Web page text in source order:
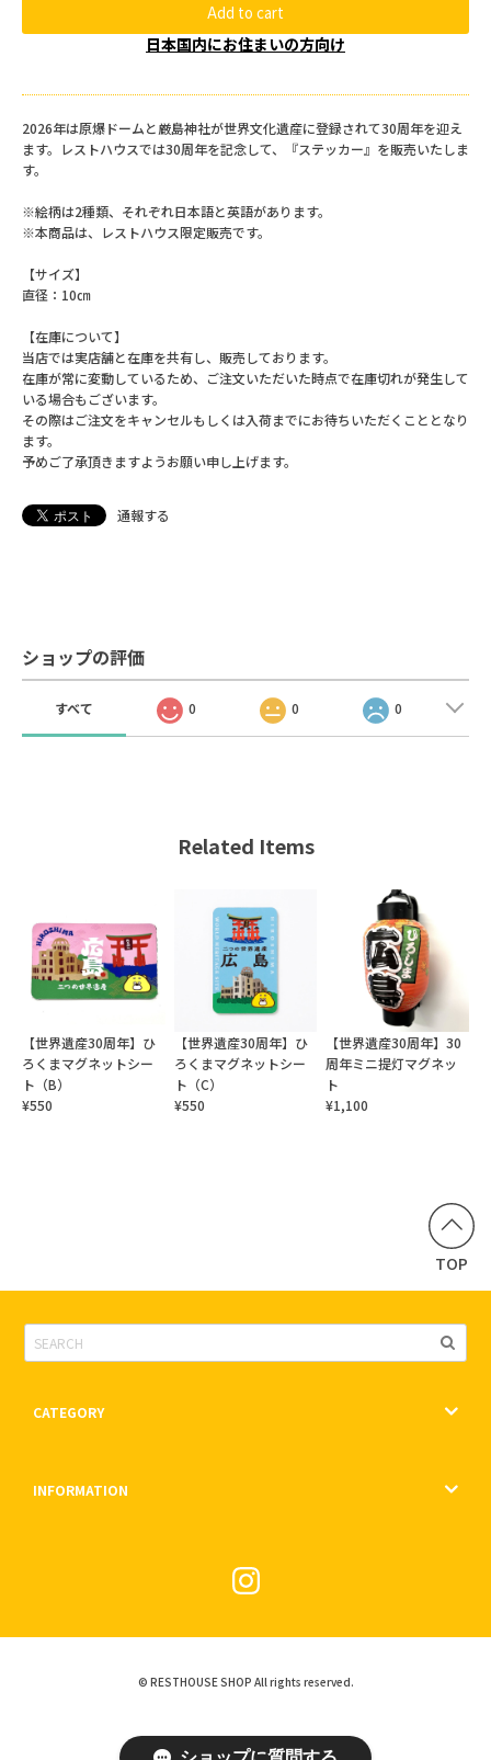
Add to cart
日本国内にお住まいの方向け
2026年は原爆ドームと厳島神社が世界文化遺産に登録されて30周年を迎え
ます。レストハウスでは30周年を記念して、『ステッカー』を販売いたしま
す。
※絵柄は2種類、それぞれ日本語と英語があります。
※本商品は、レストハウス限定販売です。
【サイズ】
直径：10㎝
【在庫について】
当店では実店舗と在庫を共有し、販売しております。
在庫が常に変動しているため、ご注文いただいた時点で在庫切れが発生して
いる場合もございます。
その際はご注文をキャンセルもしくは入荷までにお待ちいただくこととなり
ます。
予めご了承頂きますようお願い申し上げます。
通報する
ショップの評価
すべて 0 0 0
Related Items
【世界遺産30周年】ひ
ろくまマグネットシー
ト（B）
¥550
【世界遺産30周年】ひ
ろくまマグネットシー
ト（C）
¥550
【世界遺産30周年】30
周年ミニ提灯マグネッ
ト
¥1,100
TOP
CATEGORY
INFORMATION
© RESTHOUSE SHOP All rights reserved.